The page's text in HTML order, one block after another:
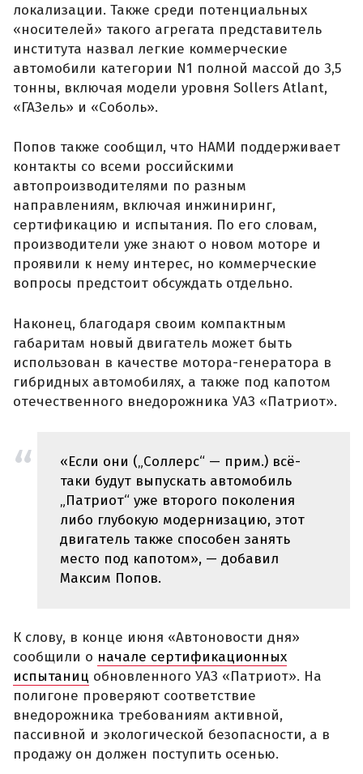
локализации. Также среди потенциальных
«носителей» такого агрегата представитель
института назвал легкие коммерческие
автомобили категории N1 полной массой до 3,5
тонны, включая модели уровня Sollers Atlant,
«ГАЗель» и «Соболь».
Попов также сообщил, что НАМИ поддерживает
контакты со всеми российскими
автопроизводителями по разным
направлениям, включая инжиниринг,
сертификацию и испытания. По его словам,
производители уже знают о новом моторе и
проявили к нему интерес, но коммерческие
вопросы предстоит обсуждать отдельно.
Наконец, благодаря своим компактным
габаритам новый двигатель может быть
использован в качестве мотора-генератора в
гибридных автомобилях, а также под капотом
отечественного внедорожника УАЗ «Патриот».
«Если они („Соллерс“ — прим.) всё-
таки будут выпускать автомобиль
„Патриот“ уже второго поколения
либо глубокую модернизацию, этот
двигатель также способен занять
место под капотом», — добавил
Максим Попов.
К слову, в конце июня «Автоновости дня»
сообщили о начале сертификационных
испытаниц обновленного УАЗ «Патриот». На
полигоне проверяют соответствие
внедорожника требованиям активной,
пассивной и экологической безопасности, а в
продажу он должен поступить осенью.